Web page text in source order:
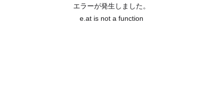
エラーが発生しました。
e.at is not a function